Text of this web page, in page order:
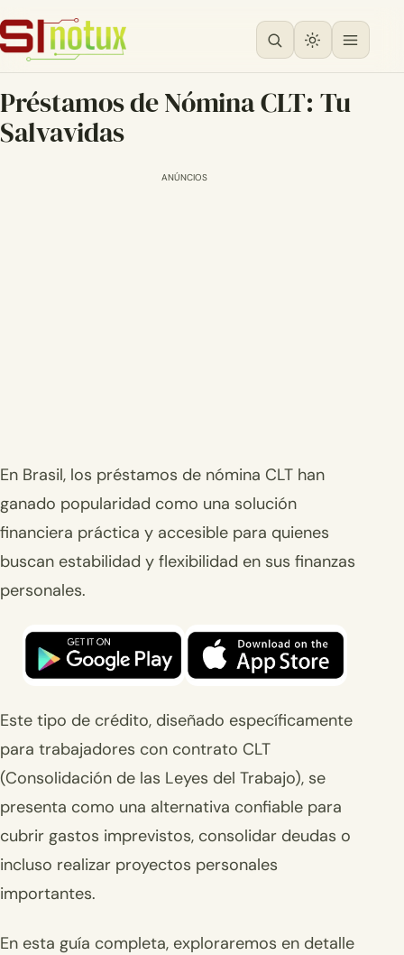
Préstamos de Nómina CLT: Tu
Salvavidas
ANÚNCIOS
En Brasil, los préstamos de nómina CLT han
ganado popularidad como una solución
financiera práctica y accesible para quienes
buscan estabilidad y flexibilidad en sus finanzas
personales.
Este tipo de crédito, diseñado específicamente
para trabajadores con contrato CLT
(Consolidación de las Leyes del Trabajo), se
presenta como una alternativa confiable para
cubrir gastos imprevistos, consolidar deudas o
incluso realizar proyectos personales
importantes.
En esta guía completa, exploraremos en detalle